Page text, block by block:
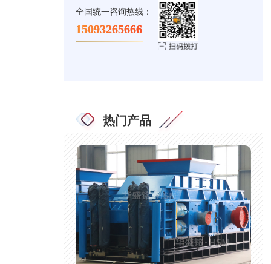
全国统一咨询热线：
15093265666
热门产品